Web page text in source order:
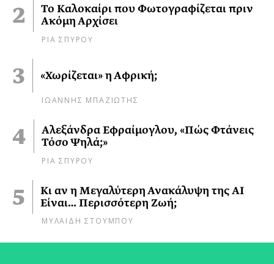
Το Καλοκαίρι που Φωτογραφίζεται πριν
Ακόμη Αρχίσει
ΡΙΑ ΣΠΥΡΟΥ
«Χωρίζεται» η Αφρική;
ΙΩΑΝΝΗΣ ΜΠΑΖΙΩΤΗΣ
Αλεξάνδρα Εφραίμογλου, «Πώς Φτάνεις
Τόσο Ψηλά;»
ΡΙΑ ΣΠΥΡΟΥ
Κι αν η Μεγαλύτερη Ανακάλυψη της AI
Είναι… Περισσότερη Ζωή;
ΜΥΛΑΙΔΗ ΣΤΟΥΜΠΟΥ